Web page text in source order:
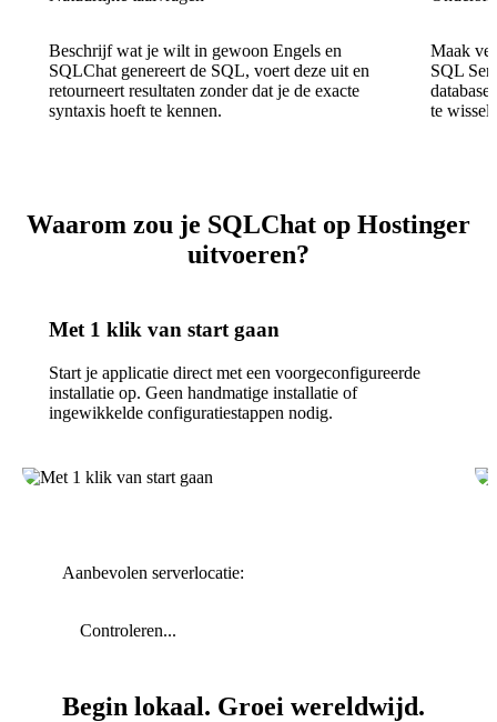
Beschrijf wat je wilt in gewoon Engels en
SQLChat genereert de SQL, voert deze uit en
retourneert resultaten zonder dat je de exacte
syntaxis hoeft te kennen.
Maak
SQL
te
Waarom zou je SQLChat op Hostinger
uitvoeren?
Met 1 klik van start gaan
Start je applicatie direct met een voorgeconfigureerde
installatie op. Geen handmatige installatie of
ingewikkelde configuratiestappen nodig.
Aanbevolen serverlocatie:
Controleren...
Begin lokaal. Groei wereldwijd.